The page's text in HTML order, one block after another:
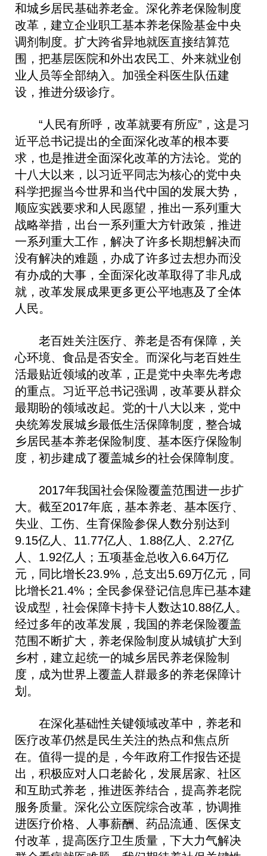
和城乡居民基础养老金。深化养老保险制度
改革，建立企业职工基本养老保险基金中央
调剂制度。扩大跨省异地就医直接结算范
围，把基层医院和外出农民工、外来就业创
业人员等全部纳入。加强全科医生队伍建
设，推进分级诊疗。
“人民有所呼，改革就要有所应”，这是习
近平总书记提出的全面深化改革的根本要
求，也是推进全面深化改革的方法论。党的
十八大以来，以习近平同志为核心的党中央
科学把握当今世界和当代中国的发展大势，
顺应实践要求和人民愿望，推出一系列重大
战略举措，出台一系列重大方针政策，推进
一系列重大工作，解决了许多长期想解决而
没有解决的难题，办成了许多过去想办而没
有办成的大事，全面深化改革取得了非凡成
就，改革发展成果更多更公平地惠及了全体
人民。
老百姓关注医疗、养老是否有保障，关
心环境、食品是否安全。而深化与老百姓生
活最贴近领域的改革，正是党中央率先考虑
的重点。习近平总书记强调，改革要从群众
最期盼的领域改起。党的十八大以来，党中
央统筹发展城乡最低生活保障制度，整合城
乡居民基本养老保险制度、基本医疗保险制
度，初步建成了覆盖城乡的社会保障制度。
2017年我国社会保险覆盖范围进一步扩
大。截至2017年底，基本养老、基本医疗、
失业、工伤、生育保险参保人数分别达到
9.15亿人、11.77亿人、1.88亿人、2.27亿
人、1.92亿人；五项基金总收入6.64万亿
元，同比增长23.9%，总支出5.69万亿元，同
比增长21.4%；全民参保登记信息库已基本建
设成型，社会保障卡持卡人数达10.88亿人。
经过多年的改革发展，我国的养老保险覆盖
范围不断扩大，养老保险制度从城镇扩大到
乡村，建立起统一的城乡居民养老保险制
度，成为世界上覆盖人群最多的养老保障计
划。
在深化基础性关键领域改革中，养老和
医疗改革仍然是民生关注的热点和焦点所
在。值得一提的是，今年政府工作报告还提
出，积极应对人口老龄化，发展居家、社区
和互助式养老，推进医养结合，提高养老院
服务质量。深化公立医院综合改革，协调推
进医疗价格、人事薪酬、药品流通、医保支
付改革，提高医疗卫生质量，下大力气解决